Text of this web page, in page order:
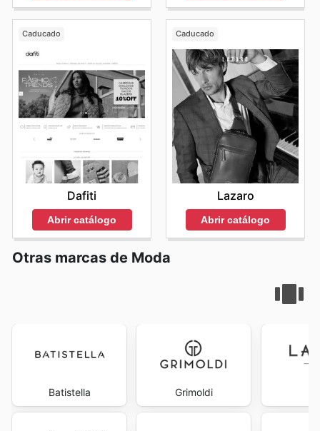
Caducado
Dafiti
Abrir catálogo
Caducado
Lazaro
Abrir catálogo
Otras marcas de Moda
Batistella Grimoldi